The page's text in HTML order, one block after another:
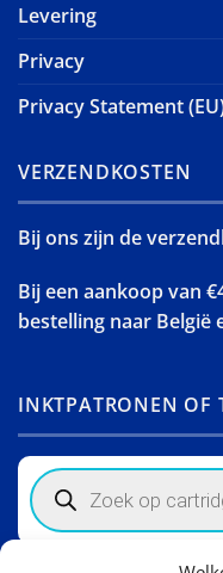
Levering
Privacy
Privacy Statement
VERZENDKOSTEN
Bij ons zijn de
Bij een aankoop van
bestelling naar België
INKTPATRONEN OF
Products
search